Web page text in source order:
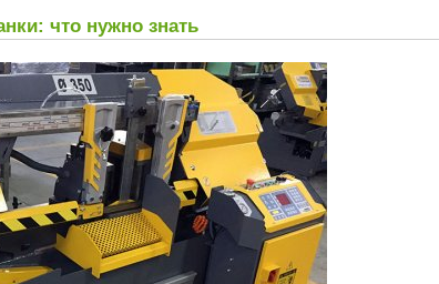
что нужно знать